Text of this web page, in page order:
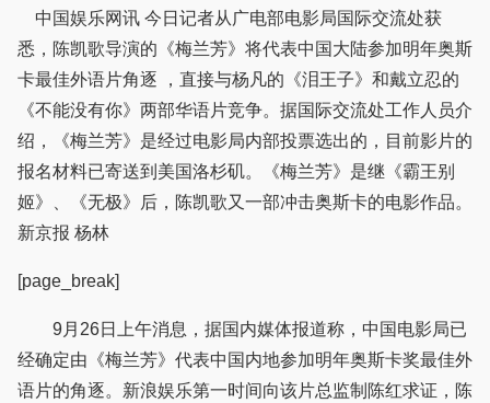
中国娱乐网讯 今日记者从广电部电影局国际交流处获
悉，陈凯歌导演的《梅兰芳》将代表中国大陆参加明年奥斯
卡最佳外语片角逐 ，直接与杨凡的《泪王子》和戴立忍的
《不能没有你》两部华语片竞争。据国际交流处工作人员介
绍，《梅兰芳》是经过电影局内部投票选出的，目前影片的
报名材料已寄送到美国洛杉矶。《梅兰芳》是继《霸王别
姬》、《无极》后，陈凯歌又一部冲击奥斯卡的电影作品。
新京报 杨林
[page_break]
9月26日上午消息，据国内媒体报道称，中国电影局已
经确定由《梅兰芳》代表中国内地参加明年奥斯卡奖最佳外
语片的角逐。新浪娱乐第一时间向该片总监制陈红求证，陈